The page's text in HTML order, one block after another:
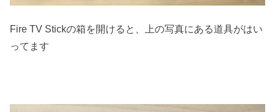
Fire TV Stickの箱を開けると、上の写真にある道具がはい
ってます